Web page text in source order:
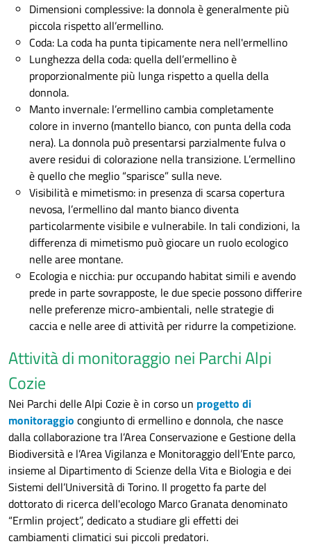
Dimensioni complessive: la donnola è generalmente più
piccola rispetto all’ermellino.
Coda: La coda ha punta tipicamente nera nell'ermellino
Lunghezza della coda: quella dell’ermellino è
proporzionalmente più lunga rispetto a quella della
donnola.
Manto invernale: l’ermellino cambia completamente
colore in inverno (mantello bianco, con punta della coda
nera). La donnola può presentarsi parzialmente fulva o
avere residui di colorazione nella transizione. L’ermellino
è quello che meglio “sparisce” sulla neve.
Visibilità e mimetismo: in presenza di scarsa copertura
nevosa, l’ermellino dal manto bianco diventa
particolarmente visibile e vulnerabile. In tali condizioni, la
differenza di mimetismo può giocare un ruolo ecologico
nelle aree montane.
Ecologia e nicchia: pur occupando habitat simili e avendo
prede in parte sovrapposte, le due specie possono differire
nelle preferenze micro-ambientali, nelle strategie di
caccia e nelle aree di attività per ridurre la competizione.
Attività di monitoraggio nei Parchi Alpi
Cozie
Nei Parchi delle Alpi Cozie è in corso un progetto di
monitoraggio congiunto di ermellino e donnola, che nasce
dalla collaborazione tra l’Area Conservazione e Gestione della
Biodiversità e l’Area Vigilanza e Monitoraggio dell’Ente parco,
insieme al Dipartimento di Scienze della Vita e Biologia e dei
Sistemi dell’Università di Torino. Il progetto fa parte del
dottorato di ricerca dell'ecologo Marco Granata denominato
“Ermlin project”, dedicato a studiare gli effetti dei
cambiamenti climatici sui piccoli predatori.